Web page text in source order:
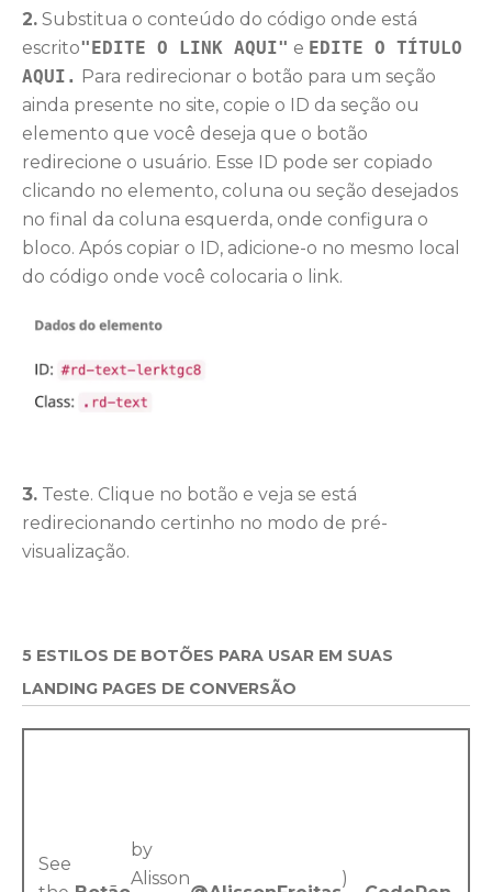
2. Substitua o conteúdo do código onde está
escrito"EDITE O LINK AQUI" e EDITE O TÍTULO
AQUI. Para redirecionar o botão para um seção
ainda presente no site, copie o ID da seção ou
elemento que você deseja que o botão
redirecione o usuário. Esse ID pode ser copiado
clicando no elemento, coluna ou seção desejados
no final da coluna esquerda, onde configura o
bloco. Após copiar o ID, adicione-o no mesmo local
do código onde você colocaria o link.
3. Teste. Clique no botão e veja se está
redirecionando certinho no modo de pré-
visualização.
5 ESTILOS DE BOTÕES PARA USAR EM SUAS
LANDING PAGES DE CONVERSÃO
See
by
Alisson
)